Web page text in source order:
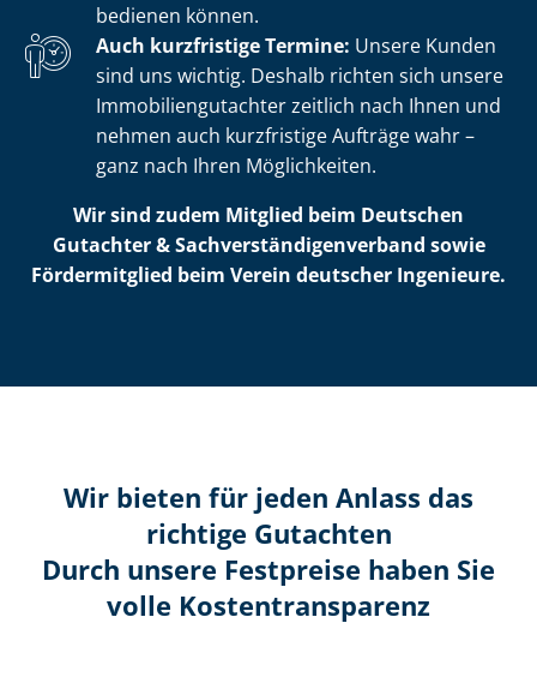
bedienen können.
Auch kurzfristige Termine: Unsere Kunden
sind uns wichtig. Deshalb richten sich unsere
Im­mo­bi­li­en­gut­ach­ter zeitlich nach Ihnen und
nehmen auch kurzfristige Aufträge wahr –
ganz nach Ihren Möglichkeiten.
Wir sind zudem Mitglied beim Deutschen
Gutachter & Sach­ver­stän­di­gen­ver­band sowie
Fördermitglied beim Verein deutscher Ingenieure.
Wir bieten für jeden Anlass das
richtige Gutachten
Durch unsere Festpreise haben Sie
volle Kosten­transparenz